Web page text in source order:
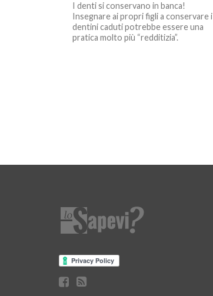
I denti si conservano in banca!
Insegnare ai propri figli a conservare i
dentini caduti potrebbe essere una
pratica molto più “redditizia”.